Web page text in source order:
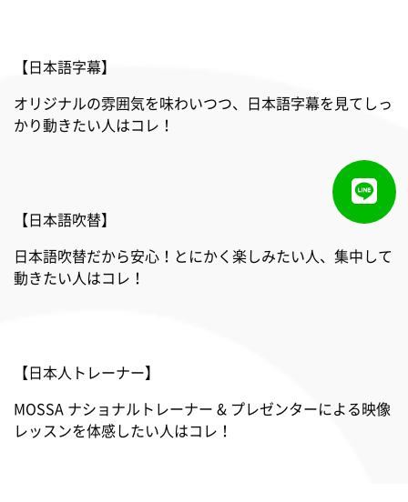
【日本語字幕】
オリジナルの雰囲気を味わいつつ、日本語字幕を見てしっ
かり動きたい人はコレ！
【日本語吹替】
日本語吹替だから安心！とにかく楽しみたい人、集中して
動きたい人はコレ！
【日本人トレーナー】
MOSSA ナショナルトレーナー & プレゼンターによる映像
レッスンを体感したい人はコレ！